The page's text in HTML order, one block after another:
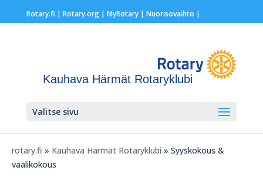
Rotary.fi | Rotary.org| MyRotary | Nuorisovaihto |
Kauhava Härmät Rotaryklubi
Valitse sivu
rotary.fi » Kauhava Härmät Rotaryklubi » Syyskokous &
vaalikokous